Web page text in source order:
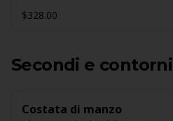
$328.00
Secondi e contorni
Costata di manzo